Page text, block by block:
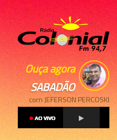
Ouça agora
SABADÃO
com JEFERSON PERCOSKI